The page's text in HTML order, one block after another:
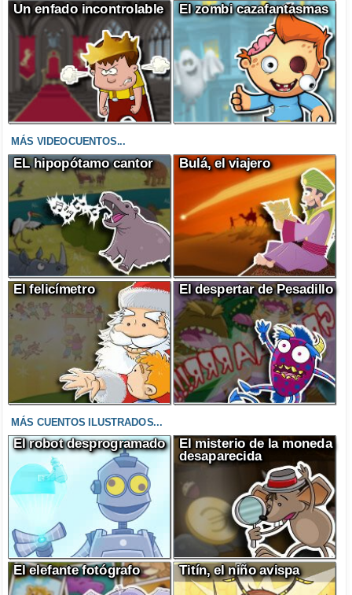
Un enfado incontrolable El zombi cazafantasmas
MÁS VIDEOCUENTOS...
EL hipopótamo cantor Bulá, el viajero
El felicímetro El despertar de Pesadillo
MÁS CUENTOS ILUSTRADOS...
El robot desprogramado
El misterio de la moneda
desaparecida
El elefante fotógrafo Titín, el niño avispa